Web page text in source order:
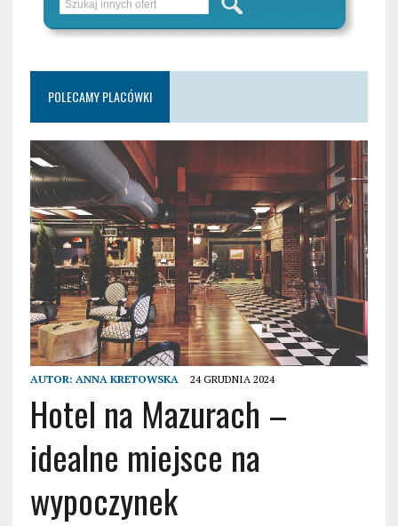
POLECAMY PLACÓWKI
AUTOR: ANNA KRETOWSKA 24 GRUDNIA 2024
Hotel na Mazurach –
idealne miejsce na
wypoczynek